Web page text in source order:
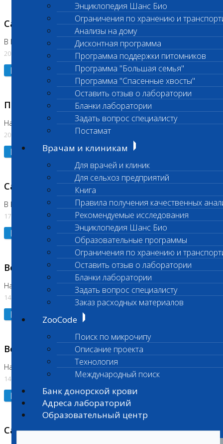
Энциклопедия Шанс Био
Ограничения по хранению и
Анализы на дому
Дисконтная программа
Программа поддержки питомников
Программа "Большая семья"
Программа "Спасенные хвосты"
Оставить отзыв о лаборатории
Бланки лаборатории
Задать вопрос специалисту
Постамат
Врачам и клиникам
Для врачей и клиник
Для сельхоз предприятий
Книга
Правила получения качественных
Рекомендуемые исследования
Энциклопедия Шанс Био
Образовательные программы
Ограничения по хранению и
Оставить отзыв о лаборатории
Бланки лаборатории
Задать вопрос специалисту
Заказ расходных материалов
ZooCode
Поиск по микрочипу
Описание проекта
Технология
Международный поиск
Банк донорской крови
Адреса лабораторий
Образовательный центр
Санитарный день
В Коломне 20.07.2026
20.07.2026
Подробнее
Приостановлено выполнение исследования
На Нагорной
20.07.2026
Подробнее
Санитарный день
В Бутово
17.07.2026
Подробнее
Возобновлено выполнение исследования
На Нагорной (Код 961, 962)
14.07.2026
Подробнее
Возобновлено выполнение исследования
На Нагорной (Код 157)
14.07.2026
Подробнее
Санитарный день